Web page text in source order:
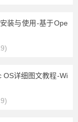
装与使用-基于Ope
OS详细图文教程-Wi